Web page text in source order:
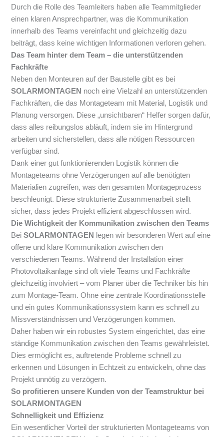
Durch die Rolle des Teamleiters haben alle Teammitglieder
einen klaren Ansprechpartner, was die Kommunikation
innerhalb des Teams vereinfacht und gleichzeitig dazu
beiträgt, dass keine wichtigen Informationen verloren gehen.
Das Team hinter dem Team – die unterstützenden
Fachkräfte
Neben den Monteuren auf der Baustelle gibt es bei
SOLARMONTAGEN noch eine Vielzahl an unterstützenden
Fachkräften, die das Montageteam mit Material, Logistik und
Planung versorgen. Diese „unsichtbaren“ Helfer sorgen dafür,
dass alles reibungslos abläuft, indem sie im Hintergrund
arbeiten und sicherstellen, dass alle nötigen Ressourcen
verfügbar sind.
Dank einer gut funktionierenden Logistik können die
Montageteams ohne Verzögerungen auf alle benötigten
Materialien zugreifen, was den gesamten Montageprozess
beschleunigt. Diese strukturierte Zusammenarbeit stellt
sicher, dass jedes Projekt effizient abgeschlossen wird.
Die Wichtigkeit der Kommunikation zwischen den Teams
BeiSOLARMONTAGEN
legen wir besonderen Wert auf eine
offene und klare Kommunikation zwischen den
verschiedenen Teams. Während der Installation einer
Photovoltaikanlage sind oft viele Teams und Fachkräfte
gleichzeitig involviert – vom Planer über die Techniker bis hin
zum Montage-Team. Ohne eine zentrale Koordinationsstelle
und ein gutes Kommunikationssystem kann es schnell zu
Missverständnissen und Verzögerungen kommen.
Daher haben wir ein robustes System eingerichtet, das eine
ständige Kommunikation zwischen den Teams gewährleistet.
Dies ermöglicht es, auftretende Probleme schnell zu
erkennen und Lösungen in Echtzeit zu entwickeln, ohne das
Projekt unnötig zu verzögern.
So profitieren unsere Kunden von der Teamstruktur bei
SOLARMONTAGEN
Schnelligkeit und Effizienz
Ein wesentlicher Vorteil der strukturierten Montageteams von